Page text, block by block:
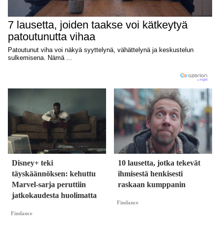
Disney+ teki
täyskäännöksen: kehuttu
Marvel-sarja peruttiin
jatkokaudesta huolimatta
Findance
10 lausetta, jotka tekevät
ihmisestä henkisesti
raskaan kumppanin
Findance